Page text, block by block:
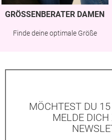
GRÖSSENBERATER DAMEN
Finde deine optimale Größe
MÖCHTEST DU
MELDE